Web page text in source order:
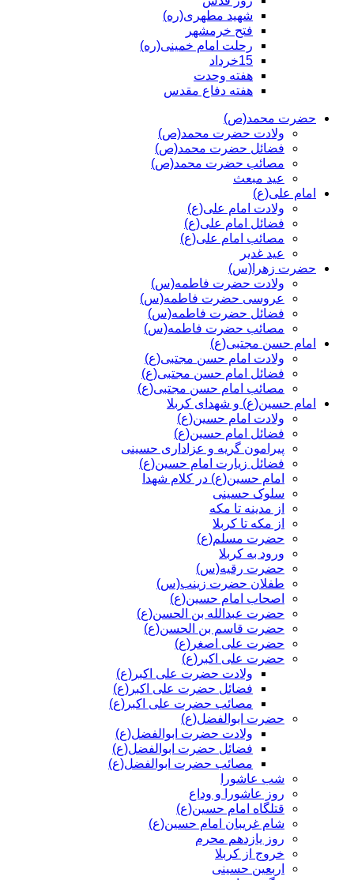
شهید مطهری(ره)
فتح خرمشهر
رحلت امام خمینی(ره)
15خرداد
هفته وحدت
هفته دفاع مقدس
حضرت محمد(ص)
ولادت حضرت محمد(ص)
فضائل حضرت محمد(ص)
مصائب حضرت محمد(ص)
عید مبعث
امام علی(ع)
ولادت امام علی(ع)
فضائل امام علی(ع)
مصائب امام علی(ع)
عید غدیر
حضرت زهرا(س)
ولادت حضرت فاطمه(س)
عروسی حضرت فاطمه(س)
فضائل حضرت فاطمه(س)
مصائب حضرت فاطمه(س)
امام حسن مجتبی(ع)
ولادت امام حسن مجتبی(ع)
فضائل امام حسن مجتبی(ع)
مصائب امام حسن مجتبی(ع)
امام حسین(ع) و شهدای کربلا
ولادت امام حسین(ع)
فضائل امام حسین(ع)
پیرامون گریه و عزاداری حسینی
فضائل زیارت امام حسین(ع)
امام حسین(ع) در کلام شهدا
سلوک حسینی
از مدینه تا مکه
از مکه تا کربلا
حضرت مسلم(ع)
ورود به کربلا
حضرت رقیه(س)
طفلان حضرت زینب(س)
اصحاب امام حسین(ع)
حضرت عبدالله بن الحسن(ع)
حضرت قاسم بن الحسن(ع)
حضرت علی اصغر(ع)
حضرت علی اکبر(ع)
ولادت حضرت علی اکبر(ع)
فضائل حضرت علی اکبر(ع)
مصائب حضرت علی اکبر(ع)
حضرت ابوالفضل(ع)
ولادت حضرت ابوالفضل(ع)
فضائل حضرت ابوالفضل(ع)
مصائب حضرت ابوالفضل(ع)
شب عاشورا
روز عاشورا و وداع
قتلگاه امام حسین(ع)
شام غریبان امام حسین(ع)
روز یازدهم محرم
خروج از کربلا
اربعین حسینی